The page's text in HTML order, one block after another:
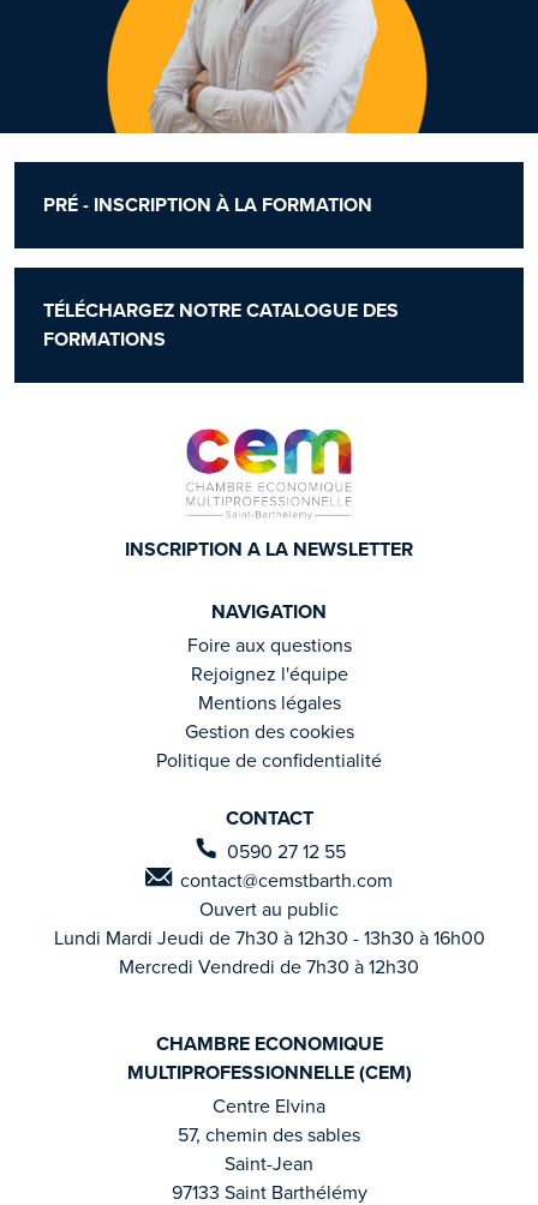
PRÉ - INSCRIPTION À LA FORMATION
TÉLÉCHARGEZ NOTRE CATALOGUE DES
FORMATIONS
CHAMBRE ECONOMIQUE
MULTIPROFESSIONNELLE (CEM)
Centre Elvina
57, chemin des sables
Saint-Jean
97133 Saint Barthélémy
CONTACT
0590 27 12 55
contact@cemstbarth.com
Ouvert au public
Lundi Mardi Jeudi de 7h30 à 12h30 - 13h30 à 16h00
Mercredi Vendredi de 7h30 à 12h30
NAVIGATION
Foire aux questions
Rejoignez l'équipe
Mentions légales
Gestion des cookies
Politique de confidentialité
INSCRIPTION A LA NEWSLETTER